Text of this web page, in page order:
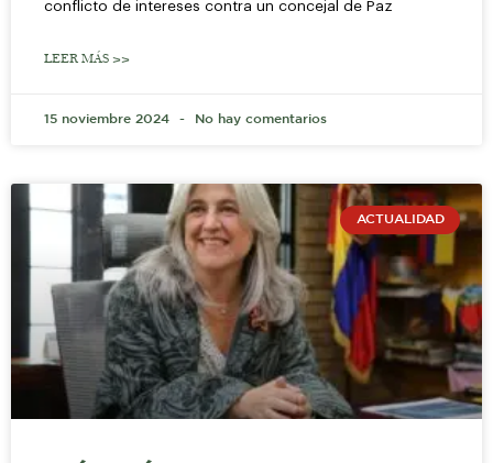
conflicto de intereses contra un concejal de Paz
LEER MÁS >>
15 noviembre 2024 No hay comentarios
ACTUALIDAD